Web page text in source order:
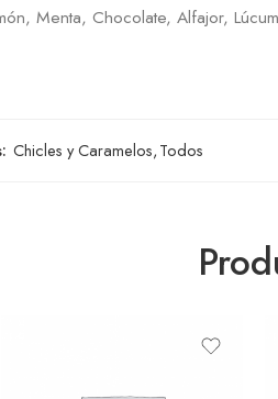
Menta, Chocolate, Alfajor,
Chicles y Caramelos,Todos